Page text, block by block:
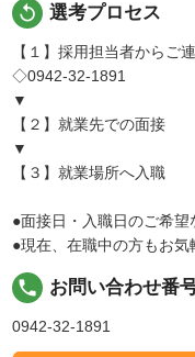
replay 選考プロセス
【１】採用担当者からご
◇0942-32-1891
▼
【２】就業先での面接
▼
【３】就業場所へ入職
●面接日・入職日のご希
●現在、在職中の方もお
local_phone お問い合わせ番
0942-32-1891